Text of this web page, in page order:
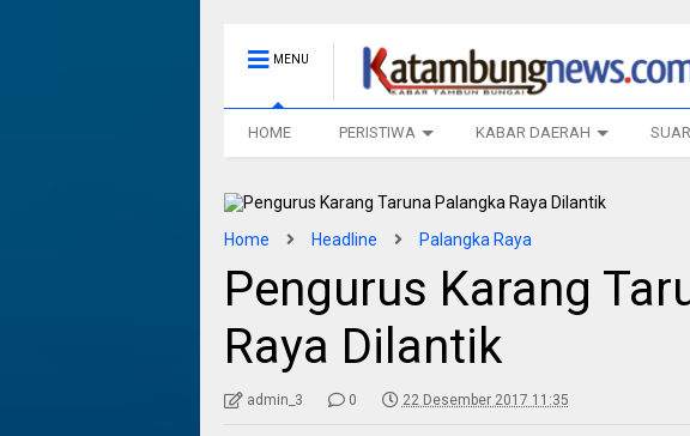
MENU
HOME PERISTIWA KABAR DAERAH
Home Headline Palangka Raya
Pengurus Karang
Raya Dilantik
admin_3 0 22 Desember 2017 11:35